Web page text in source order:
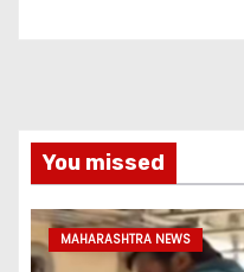
You missed
MAHARASHTRA NEWS